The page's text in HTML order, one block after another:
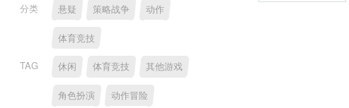
分类
悬疑 策略战争 动作
体育竞技
TAG 休闲 体育竞技 其他游戏
角色扮演 动作冒险